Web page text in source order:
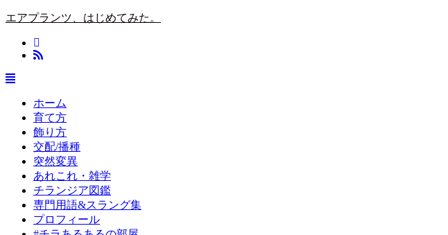
エアプランツ、はじめてみた。
ホーム
育て方
飾り方
交配/播種
突然変異
あれこれ・雑学
チランジア図鑑
専門用語&スラング集
プロフィール